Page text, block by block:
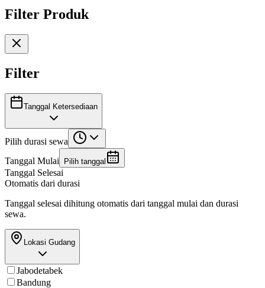
Filter Produk
Filter
Tanggal Ketersediaan
Pilih durasi sewa
Tanggal Mulai
Pilih tanggal
Tanggal Selesai
Otomatis dari durasi
Tanggal selesai dihitung otomatis dari tanggal mulai dan durasi
sewa.
Lokasi Gudang
Jabodetabek
Bandung